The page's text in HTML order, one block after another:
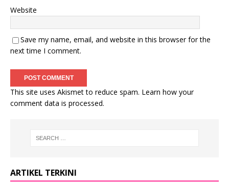
Website
Save my name, email, and website in this browser for the
next time I comment.
This site uses Akismet to reduce spam. Learn how your
comment data is processed.
ARTIKEL TERKINI